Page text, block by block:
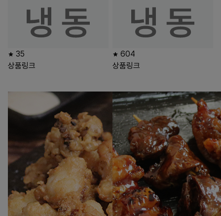
35
상품링크
604
상품링크